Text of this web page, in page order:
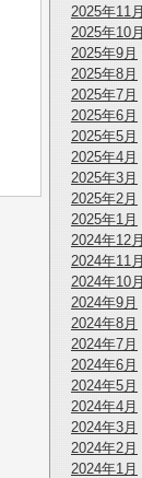
2025年11月
2025年10月
2025年9月
2025年8月
2025年7月
2025年6月
2025年5月
2025年4月
2025年3月
2025年2月
2025年1月
2024年12月
2024年11月
2024年10月
2024年9月
2024年8月
2024年7月
2024年6月
2024年5月
2024年4月
2024年3月
2024年2月
2024年1月